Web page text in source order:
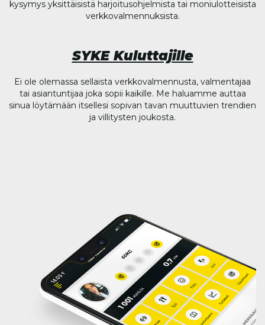
kysymys yksittäisistä harjoitusohjelmista tai moniulotteisista
verkkovalmennuksista.
SYKE Kuluttajille
Ei ole olemassa sellaista verkkovalmennusta, valmentajaa
tai asiantuntijaa joka sopii kaikille. Me haluamme auttaa
sinua löytämään itsellesi sopivan tavan muuttuvien trendien
ja villitysten joukosta.